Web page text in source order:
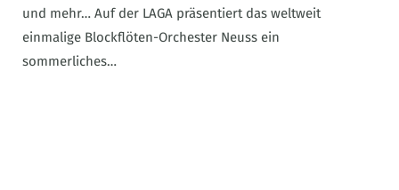
und mehr… Auf der LAGA präsentiert das weltweit
einmalige Blockflöten-Orchester Neuss ein
sommerliches…